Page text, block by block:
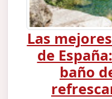
Las
de
baño